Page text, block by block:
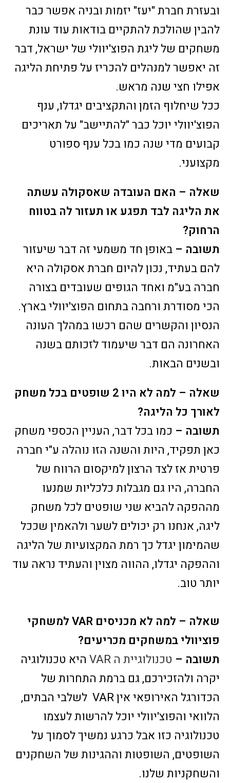
ובעזרת חברת "יעז" יזמות ובניה אפשר כבר
להבין שהולכת להתקיים בודאות עוד עונת
משחקים של ליגת הפוצ'יוולי של ישראל, דבר
זה יאפשר למנהלים להכריז על פתיחת הליגה
אפילו חצי שנה מראש.
ככל שיחלוף הזמן והתקציבים יגדלו, ענף
הפוצ'יוולי יוכל כבר "להתיישב" על תאריכים
קבועים מדי שנה כמו בכל ענף ספורט
מקצועני.
שאלה – האם העובדה שאסקולה עשתה
את הליגה לבד תפגע או תעזור לה בטווח
הרחוק?
תשובה – באופן חד משמעי זה דבר שיעזור
להם בעתיד, נכון להיום חברת אסקולה היא
חברה בע"מ ואחד הגופים שעובדים בצורה
הכי מסודרת ורחבה בתחום הפוצ'יוולי בארץ.
הנסיון והקשרים שהם רכשו במהלך העונה
האחרונה הם דבר שיעמוד לזכותם בשנה
ובשנים הבאות.
שאלה – למה לא היו 2 שופטים בכל משחק
לאורך כל הליגה?
תשובה – כמו בכל דבר, העניין הכספי משחק
כאן תפקיד, היות והשנה הזו נוהלה ע"י חברה
פרטית אז לצד הרצון למיקסום הרווח של
החברה, היו גם מגבלות כלכליות שמנעו
מההפקה להביא שני שופטים לכל משחק
ליגה, אנחנו רק יכולים לשער ולהאמין שככל
שהמימון יגדל כך רמת המקצועיות של הליגה
וההפקה יגדלו, ההווה מצוין והעתיד נראה עוד
יותר טוב.
שאלה – למה לא מכניסים VAR למשחקי
פוציוולי במשחקים מכריעים?
תשובה – טכנולוגיית ה VAR
היא טכנולוגיה
יקרה ולהזכירכם, גם ברמת התחרות של
הכדורגל האירופאי אין VAR לשלבי הבתים,
הלוואי והפוצ'יוולי יוכל להרשות לעצמו
טכנולוגיה כזו אבל כרגע נמשיך לסמוך על
השופטים, השופטות וההגינות של השחקנים
והשחקניות שלנו.